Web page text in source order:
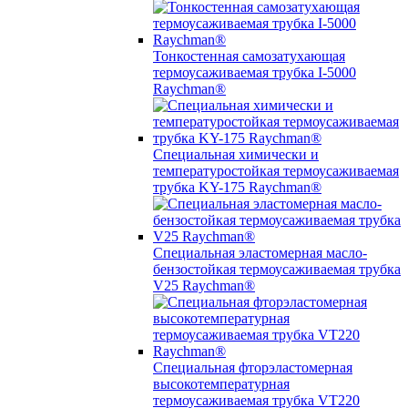
Тонкостенная самозатухающая
термоусаживаемая трубка I-5000
Raychman®
Специальная химически и
температуростойкая термоусаживаемая
трубка KY-175 Raychman®
Специальная эластомерная масло-
бензостойкая термоусаживаемая трубка
V25 Raychman®
Специальная фторэластомерная
высокотемпературная
термоусаживаемая трубка VT220